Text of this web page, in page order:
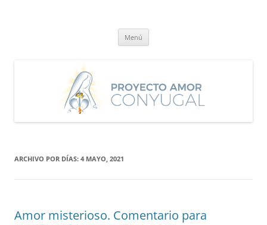
Menú
ARCHIVO POR DÍAS: 4 MAYO, 2021
Amor misterioso. Comentario para